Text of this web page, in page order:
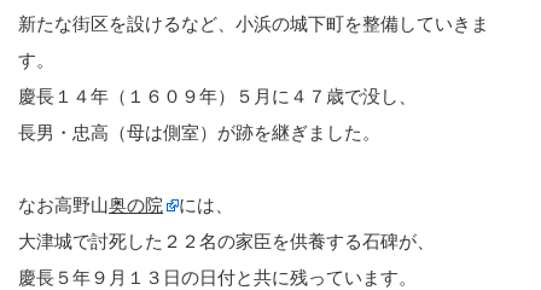
新たな街区を設けるなど、小浜の城下町を整備していきま
す。
慶長１４年（１６０９年）５月に４７歳で没し、
長男・忠高（母は側室）が跡を継ぎました。
なお高野山奥の院
には、
大津城で討死した２２名の家臣を供養する石碑が、
慶長５年９月１３日の日付と共に残っています。